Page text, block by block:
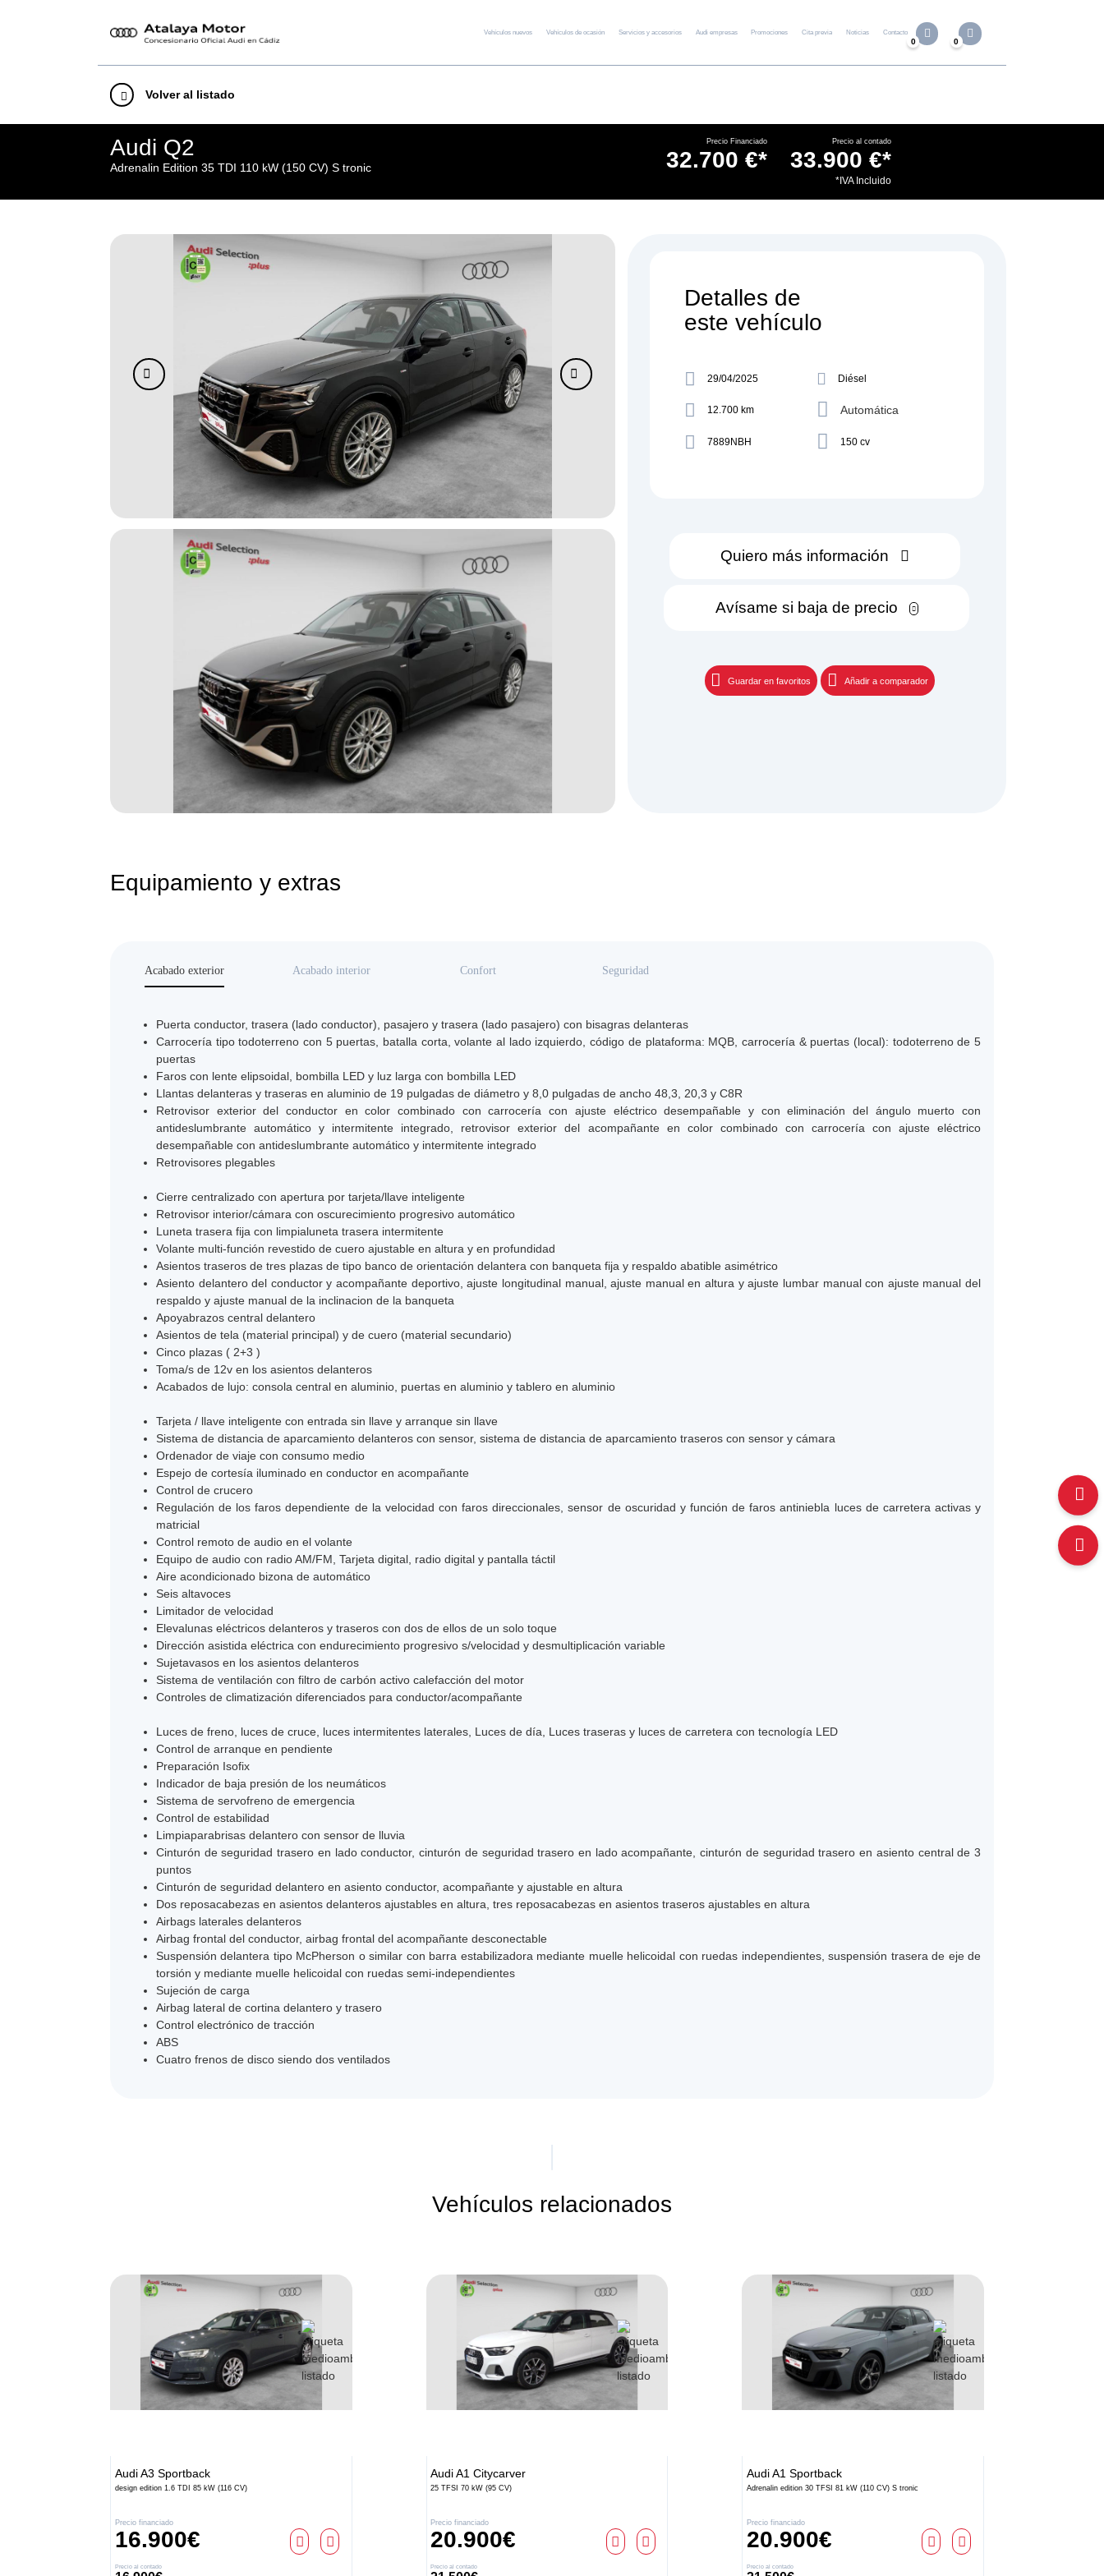
Vehículos nuevos Vehículos de ocasión Servicios y accesorios Audi empresas Promociones Cita previa Noticias Contacto
0 0
Volver al listado
Audi Q2
Adrenalin Edition 35 TDI 110 kW (150 CV) S tronic
Precio Financiado
32.700 €*
Precio al contado
33.900 €*
*IVA Incluido
Detalles de
este vehículo
29/04/2025 Diésel
12.700 km Automática
7889NBH 150 cv
Quiero más información
Avísame si baja de precio
Guardar en favoritos Añadir a comparador
Equipamiento y extras
Acabado exterior
Puerta conductor, trasera (lado conductor), pasajero y trasera (lado pasajero) con bisagras delanteras
Carrocería tipo todoterreno con 5 puertas, batalla corta, volante al lado izquierdo, código de plataforma: MQB, carrocería & puertas (local): todoterreno de 5
puertas
Faros con lente elipsoidal, bombilla LED y luz larga con bombilla LED
Llantas delanteras y traseras en aluminio de 19 pulgadas de diámetro y 8,0 pulgadas de ancho 48,3, 20,3 y C8R
Retrovisor exterior del conductor en color combinado con carrocería con ajuste eléctrico desempañable y con eliminación del ángulo muerto con
antideslumbrante automático y intermitente integrado, retrovisor exterior del acompañante en color combinado con carrocería con ajuste eléctrico
desempañable con antideslumbrante automático y intermitente integrado
Retrovisores plegables
Acabado interior
Cierre centralizado con apertura por tarjeta/llave inteligente
Retrovisor interior/cámara con oscurecimiento progresivo automático
Luneta trasera fija con limpialuneta trasera intermitente
Volante multi-función revestido de cuero ajustable en altura y en profundidad
Asientos traseros de tres plazas de tipo banco de orientación delantera con banqueta fija y respaldo abatible asimétrico
Asiento delantero del conductor y acompañante deportivo, ajuste longitudinal manual, ajuste manual en altura y ajuste lumbar manual con ajuste manual del
respaldo y ajuste manual de la inclinacion de la banqueta
Apoyabrazos central delantero
Asientos de tela (material principal) y de cuero (material secundario)
Cinco plazas ( 2+3 )
Toma/s de 12v en los asientos delanteros
Acabados de lujo: consola central en aluminio, puertas en aluminio y tablero en aluminio
Confort
Tarjeta / llave inteligente con entrada sin llave y arranque sin llave
Sistema de distancia de aparcamiento delanteros con sensor, sistema de distancia de aparcamiento traseros con sensor y cámara
Ordenador de viaje con consumo medio
Espejo de cortesía iluminado en conductor en acompañante
Control de crucero
Regulación de los faros dependiente de la velocidad con faros direccionales, sensor de oscuridad y función de faros antiniebla luces de carretera activas y
matricial
Control remoto de audio en el volante
Equipo de audio con radio AM/FM, Tarjeta digital, radio digital y pantalla táctil
Aire acondicionado bizona de automático
Seis altavoces
Limitador de velocidad
Elevalunas eléctricos delanteros y traseros con dos de ellos de un solo toque
Dirección asistida eléctrica con endurecimiento progresivo s/velocidad y desmultiplicación variable
Sujetavasos en los asientos delanteros
Sistema de ventilación con filtro de carbón activo calefacción del motor
Controles de climatización diferenciados para conductor/acompañante
Seguridad
Luces de freno, luces de cruce, luces intermitentes laterales, Luces de día, Luces traseras y luces de carretera con tecnología LED
Control de arranque en pendiente
Preparación Isofix
Indicador de baja presión de los neumáticos
Sistema de servofreno de emergencia
Control de estabilidad
Limpiaparabrisas delantero con sensor de lluvia
Cinturón de seguridad trasero en lado conductor, cinturón de seguridad trasero en lado acompañante, cinturón de seguridad trasero en asiento central de 3
puntos
Cinturón de seguridad delantero en asiento conductor, acompañante y ajustable en altura
Dos reposacabezas en asientos delanteros ajustables en altura, tres reposacabezas en asientos traseros ajustables en altura
Airbags laterales delanteros
Airbag frontal del conductor, airbag frontal del acompañante desconectable
Suspensión delantera tipo McPherson o similar con barra estabilizadora mediante muelle helicoidal con ruedas independientes, suspensión trasera de eje de
torsión y mediante muelle helicoidal con ruedas semi-independientes
Sujeción de carga
Airbag lateral de cortina delantero y trasero
Control electrónico de tracción
ABS
Cuatro frenos de disco siendo dos ventilados
Vehículos relacionados
AudiA3 Sportback
design edition 1.6 TDI 85 kW (116 CV)
Precio financiado
16.900€
Precio al contado
Audi A1 Citycarver
25 TFSI 70 kW (95 CV)
Precio financiado
20.900€
Precio al contado
AudiA1 Sportback
Adrenalin edition 30 TFSI 81 kW (110 CV) S tronic
Precio financiado
20.900€
Precio al contado